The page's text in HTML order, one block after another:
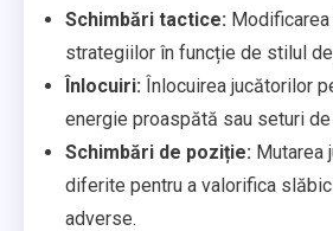
Schimbări tactice:
strategiilor în funcție de stilul
Înlocuiri: Înlocuirea jucătorilor
energie proaspătă sau seturi
Schimbări de poziție: Mutarea
diferite pentru a valorifica
adverse.